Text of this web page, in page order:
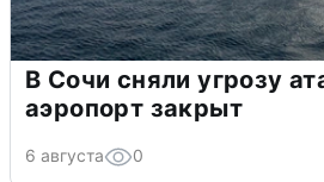
В Сочи сняли угрозу
аэропорт закрыт
6 августа 0